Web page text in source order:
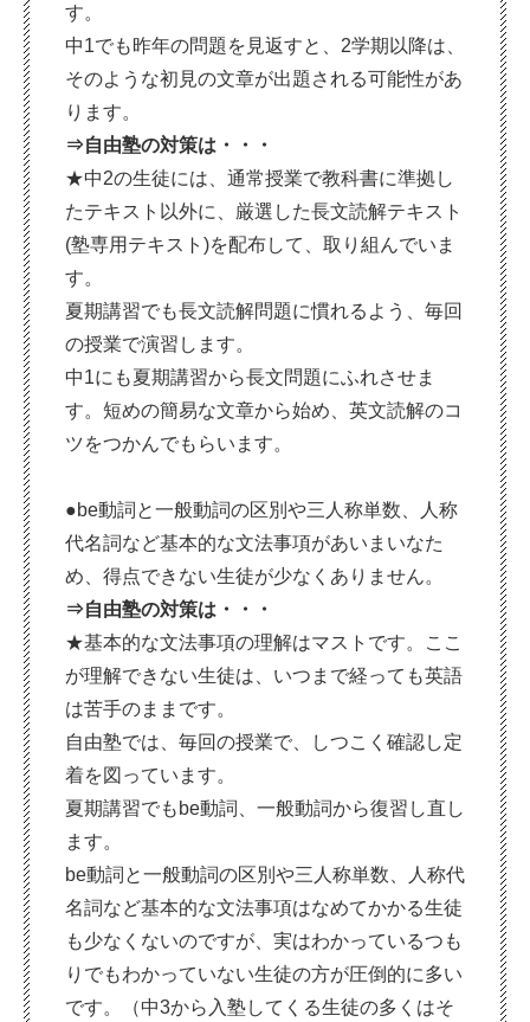
す。
中1でも昨年の問題を見返すと、2学期以降は、
そのような初見の文章が出題される可能性があ
ります。
⇒自由塾の対策は・・・
★中2の生徒には、通常授業で教科書に準拠し
たテキスト以外に、厳選した長文読解テキスト
(塾専用テキスト)を配布して、取り組んでいま
す。
夏期講習でも長文読解問題に慣れるよう、毎回
の授業で演習します。
中1にも夏期講習から長文問題にふれさせま
す。短めの簡易な文章から始め、英文読解のコ
ツをつかんでもらいます。
●be動詞と一般動詞の区別や三人称単数、人称
代名詞など基本的な文法事項があいまいなた
め、得点できない生徒が少なくありません。
⇒自由塾の対策は・・・
★基本的な文法事項の理解はマストです。ここ
が理解できない生徒は、いつまで経っても英語
は苦手のままです。
自由塾では、毎回の授業で、しつこく確認し定
着を図っています。
夏期講習でもbe動詞、一般動詞から復習し直し
ます。
be動詞と一般動詞の区別や三人称単数、人称代
名詞など基本的な文法事項はなめてかかる生徒
も少なくないのですが、実はわかっているつも
りでもわかっていない生徒の方が圧倒的に多い
です。（中3から入塾してくる生徒の多くはそ